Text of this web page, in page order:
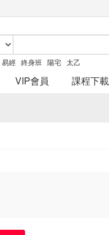
易經 終身班 陽宅 太乙
VIP會員 課程下載